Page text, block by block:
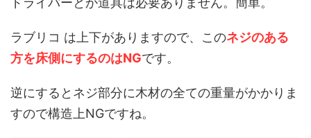
ラブリコ は上下がありますので、このネジのある
方を床側にするのはNGです。
逆にするとネジ部分に木材の全ての重量がかかりま
すので構造上NGですね。